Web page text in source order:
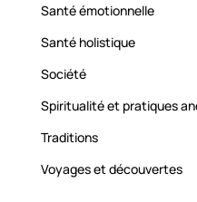
Santé émotionnelle
Santé holistique
Société
Spiritualité et pratiques
Traditions
Voyages et découvertes